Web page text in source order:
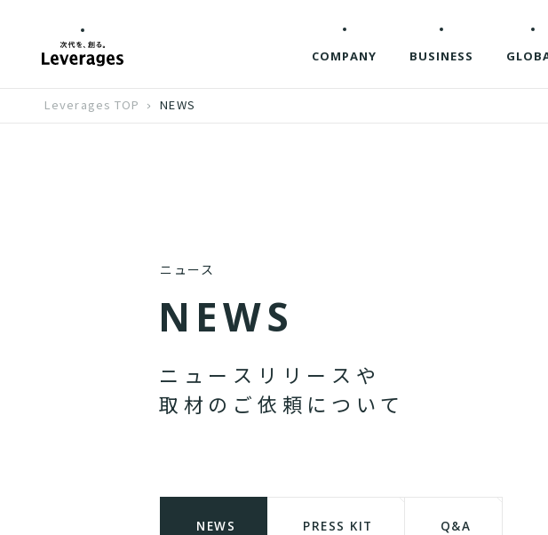
COMPANY BUSINESS
Leverages TOP NEWS
ニュース
N EWS
ニ ュ ー ス リ リ ー ス や
取 材 の ご 依 頼 に つ い て
NEWS PRESS KIT Q&A